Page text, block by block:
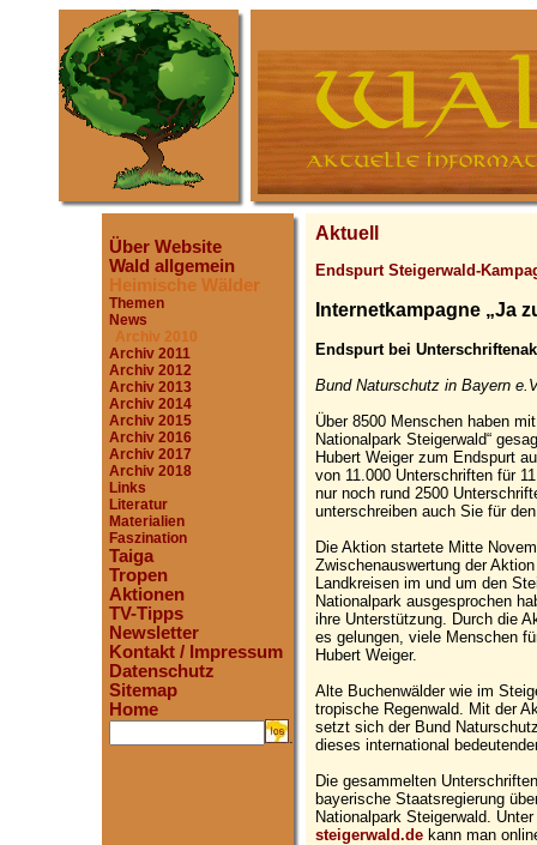
Über Website
Wald allgemein
Heimische Wälder
Themen
News
Archiv 2010
Archiv 2011
Archiv 2012
Archiv 2013
Archiv 2014
Archiv 2015
Archiv 2016
Archiv 2017
Archiv 2018
Links
Literatur
Materialien
Faszination
Taiga
Tropen
Aktionen
TV-Tipps
Newsletter
Kontakt / Impressum
Datenschutz
Sitemap
Home
.
Aktuell
Endspurt Steigerwald-
Internetkampagne „Ja
Endspurt bei
Bund Naturschutz in Bayern
Über 8500 Menschen haben
Nationalpark Steigerwald“
Hubert Weiger zum Endspurt
von 11.000 Unterschriften für
nur noch rund 2500
unterschreiben auch Sie für
Die Aktion startete Mitte
Zwischenauswertung der
Landkreisen im und um den
Nationalpark ausgesprochen
ihre Unterstützung. Durch die
es gelungen, viele Menschen
Hubert Weiger.
Alte Buchenwälder wie im
tropische Regenwald. Mit der
setzt sich der Bund
dieses international
Die gesammelten
bayerische Staatsregierung
Nationalpark Steigerwald. Unter
steigerwald.de kann man